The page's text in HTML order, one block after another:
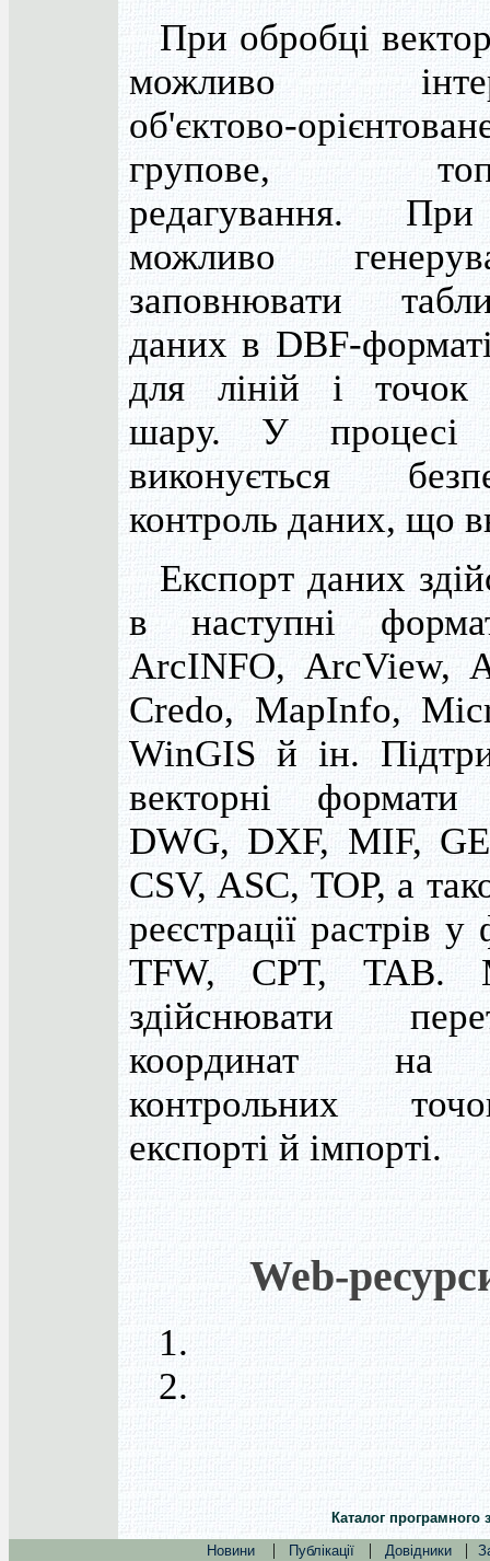
При обробці
можливо
об'єктово-
групове,
редагування.
можливо
заповнювати
даних в DBF-
для ліній і точок
шару. У процесі
виконується
контроль даних, що
Експорт даних
в наступні
ArcINFO, ArcView,
Credo, MapInfo,
WinGIS й ін.
векторні
DWG, DXF, MIF,
CSV, ASC, TOP, а
реєстрації растрів
TFW, CPT, TAB.
здійснювати
координат на
контрольних
експорті й імпорті.
Web-
1.
2.
Каталог програмного
Новини
| Публікації | Довідники |